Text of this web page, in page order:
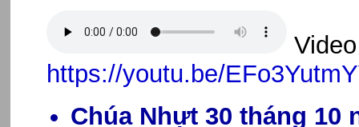
https://youtu.be/
Chúa Nhựt 30 tháng 10